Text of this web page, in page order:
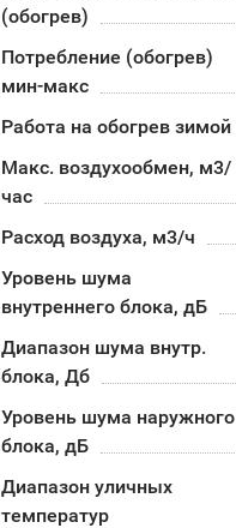
(обогрев)
Потребление (обогрев)
мин-макс
Работа на обогрев зимой
Макс. воздухообмен, м3/
час
Расход воздуха, м3/ч
Уровень шума
внутреннего блока, дБ
Диапазон шума внутр.
блока, Дб
Уровень шума наружного
блока, дБ
Диапазон уличных
температур